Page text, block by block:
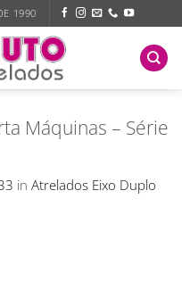
1990
Máquinas – Série
in Atrelados Eixo Duplo